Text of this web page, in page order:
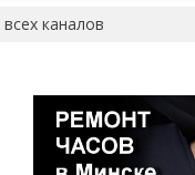
каналов